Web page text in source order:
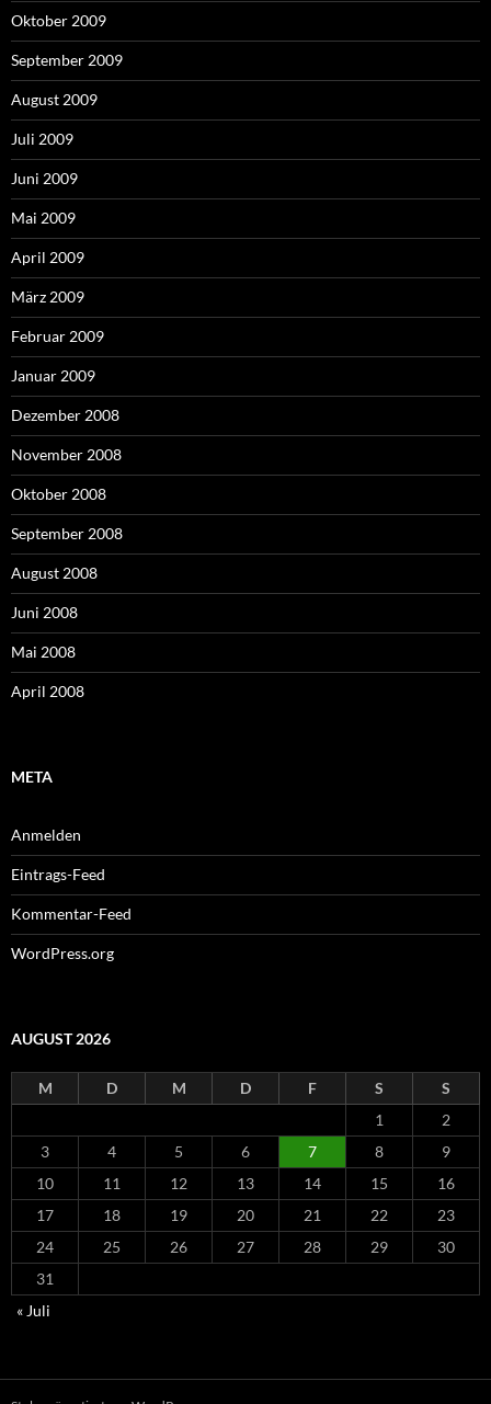
Oktober 2009
September 2009
August 2009
Juli 2009
Juni 2009
Mai 2009
April 2009
März 2009
Februar 2009
Januar 2009
Dezember 2008
November 2008
Oktober 2008
September 2008
August 2008
Juni 2008
Mai 2008
April 2008
META
Anmelden
Eintrags-Feed
Kommentar-Feed
WordPress.org
AUGUST 2026
M D M D F S
S
1
2
3
4 5 6 7 8
9
10
11 12 13 14 15
16
17
18 19 20 21 22
23
24
25 26 27 28 29
30
31
« Juli